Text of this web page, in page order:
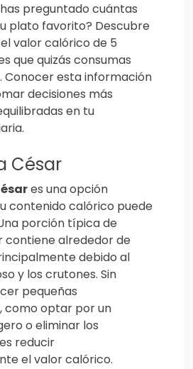
preguntado cuántas
plato favorito? Descubre
valor calórico de 5
que quizás consumas
Conocer esta información
decisiones más
en tu
César
es una opción
contenido calórico puede
porción típica de
contiene alrededor de
debido al
y los crutones. Sin
pequeñas
como optar por un
o eliminar los
reducir
el valor calórico.